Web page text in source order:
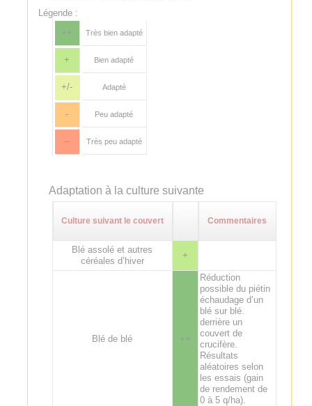
Légende :
++
Très bien adapté
+ Bien adapté
+/- Adapté
- Peu adapté
-- Très peu adapté
Adaptation à la culture suivante
Culture suivant le couvert Commentaires
Blé assolé et autres
céréales d’hiver
+
Blé de blé ++
Réduction
possible du piétin
échaudage d’un
blé sur blé.
derrière un
couvert de
crucifère.
Résultats
aléatoires selon
les essais (gain
de rendement de
0 à 5 q/ha).